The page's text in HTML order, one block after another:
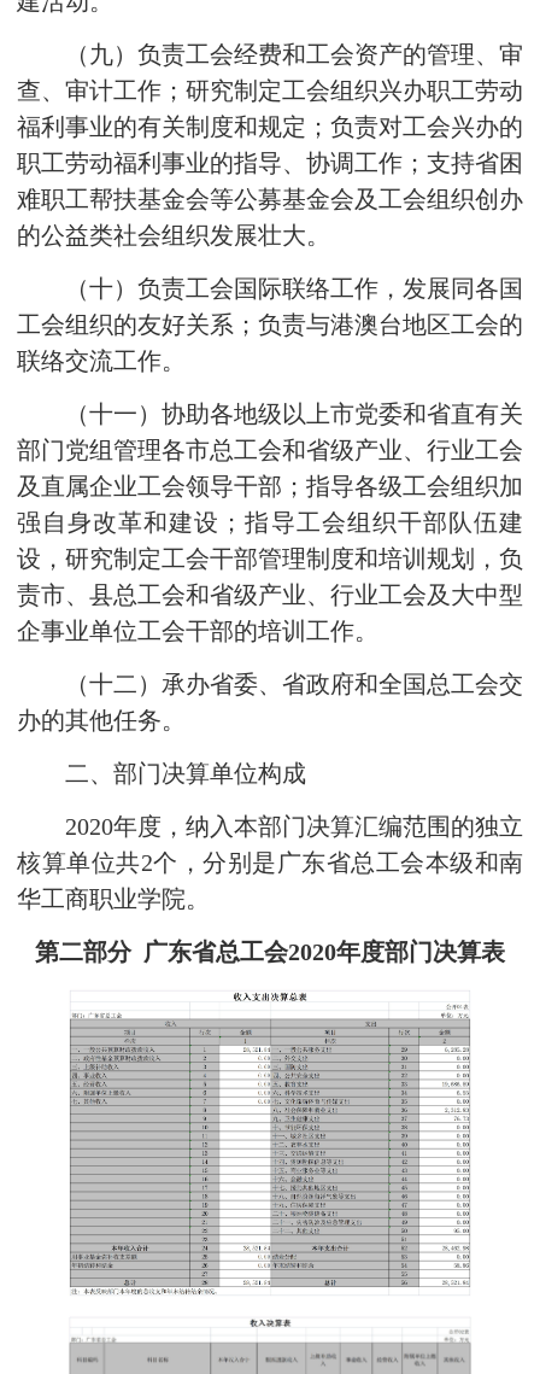
（九）负责工会经费和工会资产的管理、审
查、审计工作；研究制定工会组织兴办职工劳动
福利事业的有关制度和规定；负责对工会兴办的
职工劳动福利事业的指导、协调工作；支持省困
难职工帮扶基金会等公募基金会及工会组织创办
的公益类社会组织发展壮大。
（十）负责工会国际联络工作，发展同各国
工会组织的友好关系；负责与港澳台地区工会的
联络交流工作。
（十一）协助各地级以上市党委和省直有关
部门党组管理各市总工会和省级产业、行业工会
及直属企业工会领导干部；指导各级工会组织加
强自身改革和建设；指导工会组织干部队伍建
设，研究制定工会干部管理制度和培训规划，负
责市、县总工会和省级产业、行业工会及大中型
企事业单位工会干部的培训工作。
（十二）承办省委、省政府和全国总工会交
办的其他任务。
二、部门决算单位构成
2020年度，纳入本部门决算汇编范围的独立
核算单位共2个，分别是广东省总工会本级和南
华工商职业学院。
第二部分 广东省总工会2020年度部门决算表